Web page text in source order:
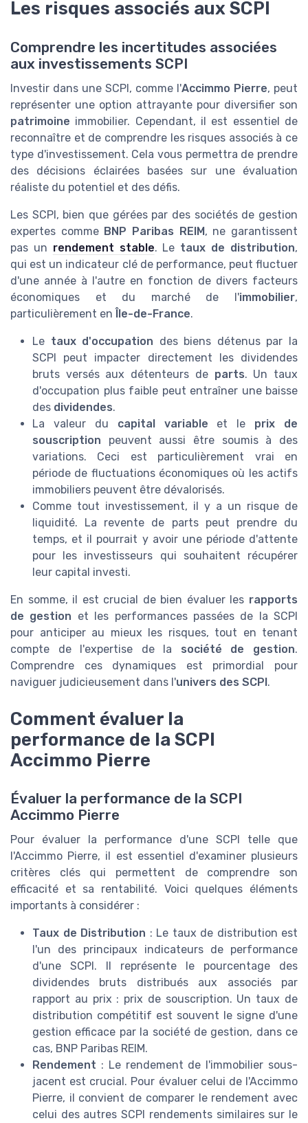
Les risques associés aux SCPI
Comprendre les incertitudes associées
aux investissements SCPI
Investir dans une SCPI, comme l'Accimmo Pierre, peut
représenter une option attrayante pour diversifier son
patrimoine immobilier. Cependant, il est essentiel de
reconnaître et de comprendre les risques associés à ce
type d'investissement. Cela vous permettra de prendre
des décisions éclairées basées sur une évaluation
réaliste du potentiel et des défis.
Les SCPI, bien que gérées par des sociétés de gestion
expertes comme BNP Paribas REIM, ne garantissent
pas un rendement stable. Le taux de distribution,
qui est un indicateur clé de performance, peut fluctuer
d'une année à l'autre en fonction de divers facteurs
économiques et du marché de l'immobilier,
particulièrement enÎle-de-France.
Le taux d'occupation des biens détenus par la
SCPI peut impacter directement les dividendes
bruts versés aux détenteurs de parts. Un taux
d'occupation plus faible peut entraîner une baisse
des dividendes.
La valeur du capital variable et le prix de
souscription peuvent aussi être soumis à des
variations. Ceci est particulièrement vrai en
période de fluctuations économiques où les actifs
immobiliers peuvent être dévalorisés.
Comme tout investissement, il y a un risque de
liquidité. La revente de parts peut prendre du
temps, et il pourrait y avoir une période d'attente
pour les investisseurs qui souhaitent récupérer
leur capital investi.
En somme, il est crucial de bien évaluer les rapports
de gestion et les performances passées de la SCPI
pour anticiper au mieux les risques, tout en tenant
compte de l'expertise de la société de gestion.
Comprendre ces dynamiques est primordial pour
naviguer judicieusement dans l'univers des SCPI.
Comment évaluer la
performance de la SCPI
Accimmo Pierre
Évaluer la performance de la SCPI
Accimmo Pierre
Pour évaluer la performance d'une SCPI telle que
l'Accimmo Pierre, il est essentiel d'examiner plusieurs
critères clés qui permettent de comprendre son
efficacité et sa rentabilité. Voici quelques éléments
importants à considérer :
Taux de Distribution : Le taux de distribution est
l'un des principaux indicateurs de performance
d'une SCPI. Il représente le pourcentage des
dividendes bruts distribués aux associés par
rapport au prix : prix de souscription. Un taux de
distribution compétitif est souvent le signe d'une
gestion efficace par la société de gestion, dans ce
cas, BNP Paribas REIM.
Rendement : Le rendement de l'immobilier sous-
jacent est crucial. Pour évaluer celui de l'Accimmo
Pierre, il convient de comparer le rendement avec
celui des autres SCPI rendements similaires sur le